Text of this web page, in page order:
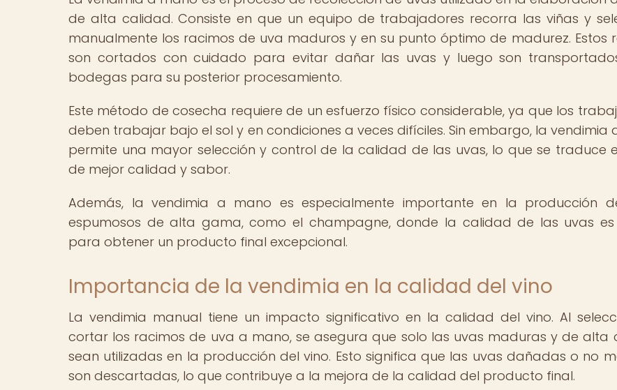
de alta calidad. Consiste en que un equipo de trabajadores recorra las viñas y
manualmente los racimos de uva maduros y en su punto óptimo de madurez. Estos
son cortados con cuidado para evitar dañar las uvas y luego son
bodegas para su posterior procesamiento.
Este método de cosecha requiere de un esfuerzo físico considerable, ya que los
deben trabajar bajo el sol y en condiciones a veces difíciles. Sin embargo, la vendimia
permite una mayor selección y control de la calidad de las uvas, lo que se traduce
de mejor calidad y sabor.
Además, la vendimia a mano es especialmente importante en la producción
espumosos de alta gama, como el champagne, donde la calidad de las uvas es
para obtener un producto final excepcional.
Importancia de la vendimia en la calidad del vino
La vendimia manual tiene un impacto significativo en la calidad del vino. Al
cortar los racimos de uva a mano, se asegura que solo las uvas maduras y de alta
sean utilizadas en la producción del vino. Esto significa que las uvas dañadas o no
son descartadas, lo que contribuye a la mejora de la calidad del producto final.